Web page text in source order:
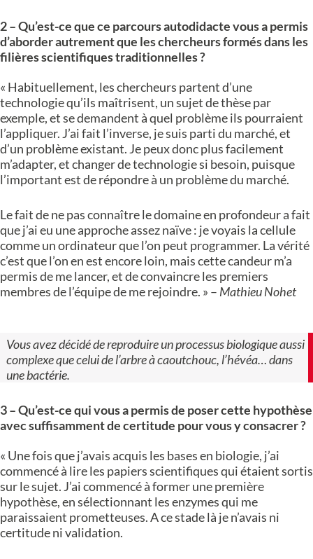
2 – Qu’est-ce que ce parcours autodidacte vous a permis
d’aborder autrement que les chercheurs formés dans les
filières scientifiques traditionnelles ?
« Habituellement, les chercheurs partent d’une
technologie qu’ils maîtrisent, un sujet de thèse par
exemple, et se demandent à quel problème ils pourraient
l’appliquer. J’ai fait l’inverse, je suis parti du marché, et
d’un problème existant. Je peux donc plus facilement
m’adapter, et changer de technologie si besoin, puisque
l’important est de répondre à un problème du marché.
Le fait de ne pas connaître le domaine en profondeur a fait
que j’ai eu une approche assez naïve : je voyais la cellule
comme un ordinateur que l’on peut programmer. La vérité
c’est que l’on en est encore loin, mais cette candeur m’a
permis de me lancer, et de convaincre les premiers
membres de l’équipe de me rejoindre. » – Mathieu Nohet
Vous avez décidé de reproduire un processus biologique aussi
complexe que celui de l’arbre à caoutchouc, l’hévéa… dans
une bactérie.
3 – Qu’est-ce qui vous a permis de poser cette hypothèse
avec suffisamment de certitude pour vous y consacrer ?
« Une fois que j’avais acquis les bases en biologie, j’ai
commencé à lire les papiers scientifiques qui étaient sortis
sur le sujet. J’ai commencé à former une première
hypothèse, en sélectionnant les enzymes qui me
paraissaient prometteuses. A ce stade là je n’avais ni
certitude ni validation.